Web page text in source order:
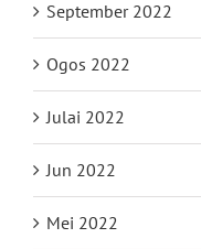
September 2022
Ogos 2022
Julai 2022
Jun 2022
Mei 2022